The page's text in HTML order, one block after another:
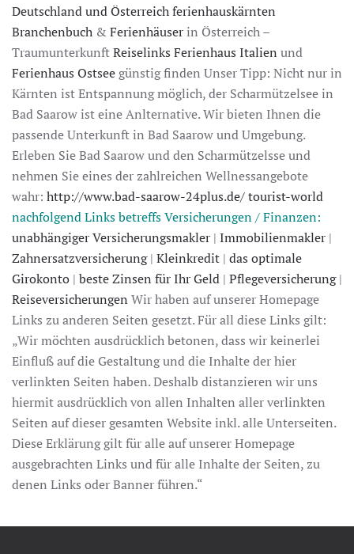
Deutschland und Österreichferienhauskärnten
Branchenbuch &Ferienhäuserin Österreich –
TraumunterkunftReiselinks Ferienhaus Italien und
Ferienhaus Ostseegünstig finden Unser Tipp: Nicht nur in
Kärnten ist Entspannung möglich, der Scharmützelsee in
Bad Saarow ist eine Anlternative. Wir bieten Ihnen die
passende Unterkunft in Bad Saarow und Umgebung.
Erleben Sie Bad Saarow und den Scharmützelsse und
nehmen Sie eines der zahlreichen Wellnessangebote
wahr: http://www.bad-saarow-24plus.de/tourist-world
nachfolgend Links betreffs Versicherungen / Finanzen:
unabhängiger Versicherungsmakler | Immobilienmakler |
Zahnersatzversicherung| Kleinkredit | das optimale
Girokonto | beste Zinsen für Ihr Geld | Pflegeversicherung|
Reiseversicherungen Wir haben auf unserer Homepage
Links zu anderen Seiten gesetzt. Für all diese Links gilt:
„Wir möchten ausdrücklich betonen, dass wir keinerlei
Einfluß auf die Gestaltung und die Inhalte der hier
verlinkten Seiten haben. Deshalb distanzieren wir uns
hiermit ausdrücklich von allen Inhalten aller verlinkten
Seiten auf dieser gesamten Website inkl. alle Unterseiten.
Diese Erklärung gilt für alle auf unserer Homepage
ausgebrachten Links und für alle Inhalte der Seiten, zu
denen Links oder Banner führen.“